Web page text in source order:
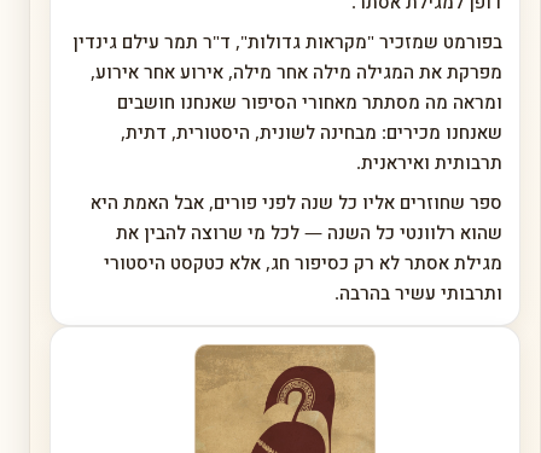
בפורמט שמזכיר "מקראות גדולות", ד"ר תמר עילם גינדין
מפרקת את המגילה מילה אחר מילה, אירוע אחר אירוע,
ומראה מה מסתתר מאחורי הסיפור שאנחנו חושבים
שאנחנו מכירים: מבחינה לשונית, היסטורית, דתית,
תרבותית ואיראנית.
ספר שחוזרים אליו כל שנה לפני פורים, אבל האמת היא
שהוא רלוונטי כל השנה — לכל מי שרוצה להבין את
מגילת אסתר לא רק כסיפור חג, אלא כטקסט היסטורי
ותרבותי עשיר בהרבה.